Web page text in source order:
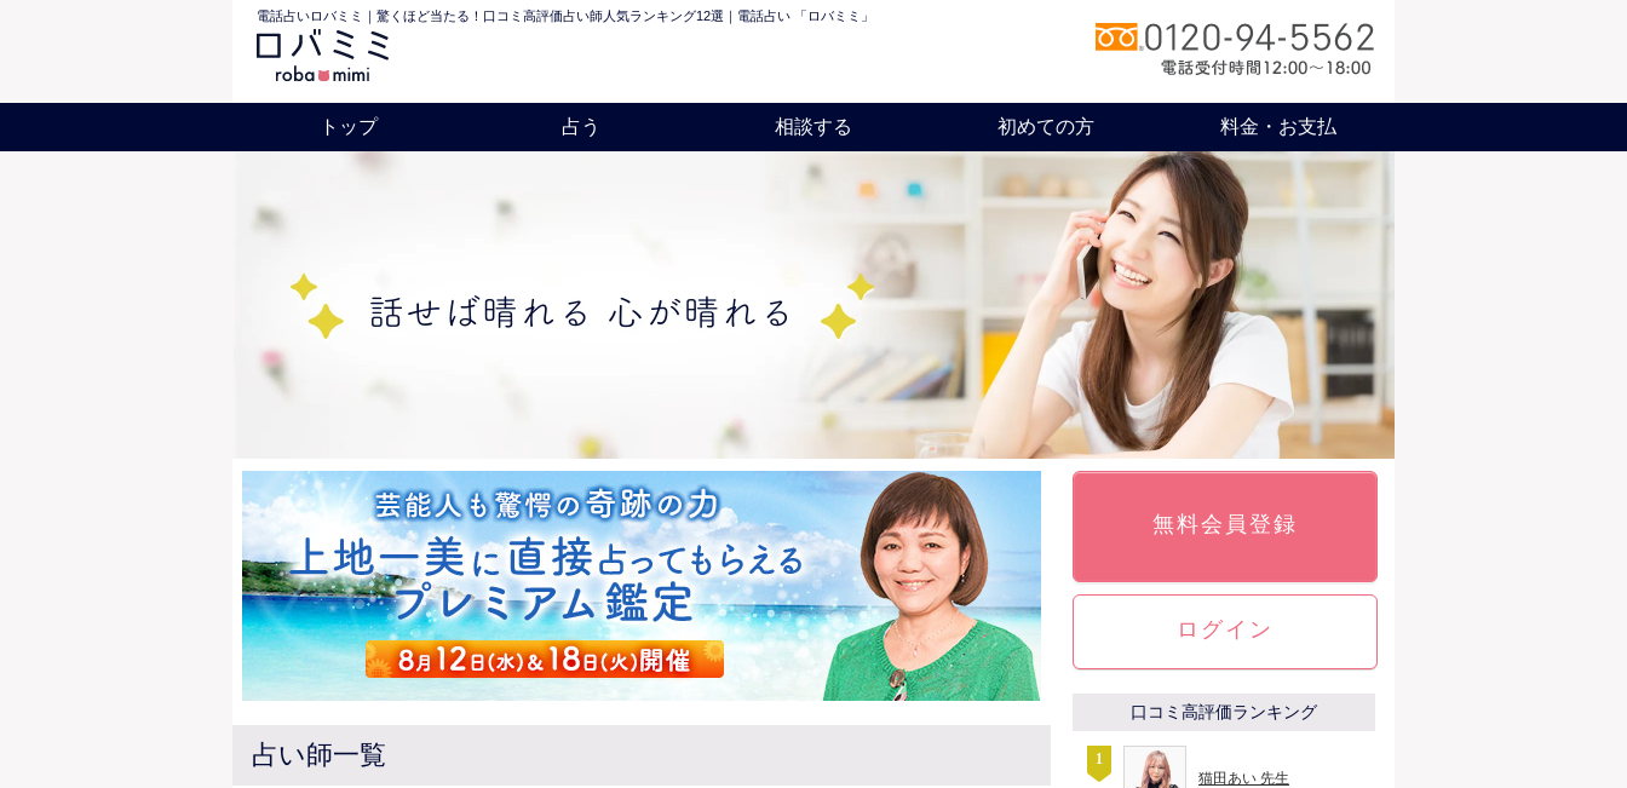
電話占いロバミミ｜驚くほど当たる！口コミ高評価占い師人気ランキング12選｜電話占い 「ロバミミ」
トップ 占う 相談する 初めての方 料金・お支払
占い師一覧
無料会員登録
ログイン
口コミ高評価ランキング
猫田あい 先生